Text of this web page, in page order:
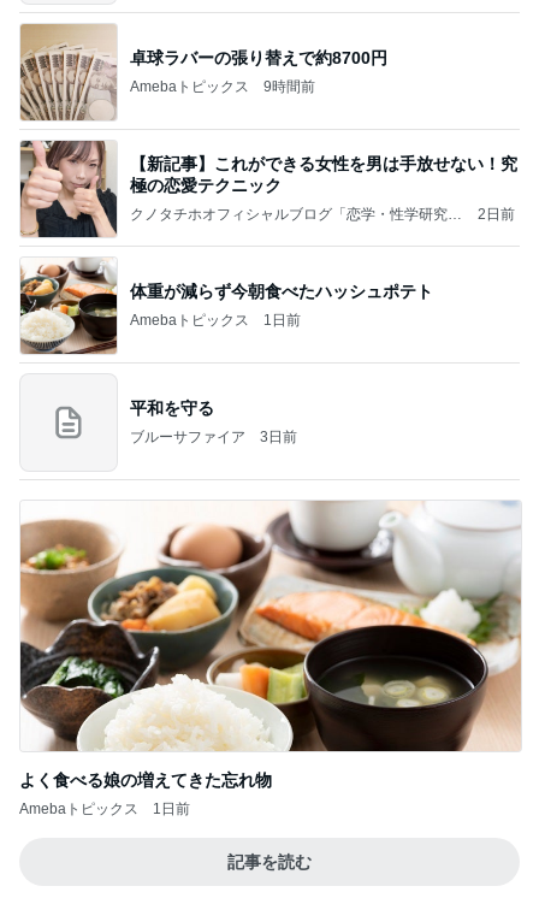
卓球ラバーの張り替えで約8700円
Amebaトピックス 9時間前
【新記事】これができる女性を男は手放せない！究
極の恋愛テクニック
クノタチホオフィシャルブログ「恋学・性学研究
2日前
体重が減らず今朝食べたハッシュポテト
Amebaトピックス 1日前
平和を守る
ブルーサファイア 3日前
よく食べる娘の増えてきた忘れ物
Amebaトピックス 1日前
記事を読む